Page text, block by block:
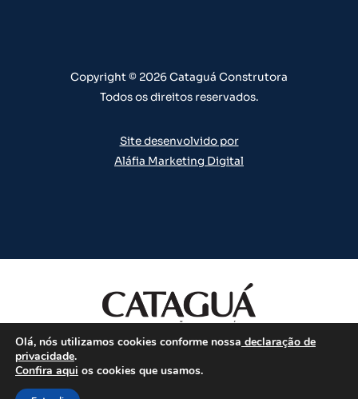
m t
Copyright © 2026 Cataguá Construtora
Todos os direitos reservados.
Site desenvolvido por
Aláfia Marketing Digital
Olá, nós utilizamos cookies conforme nossa declaração de
privacidade.
Confira aqui os cookies que usamos.